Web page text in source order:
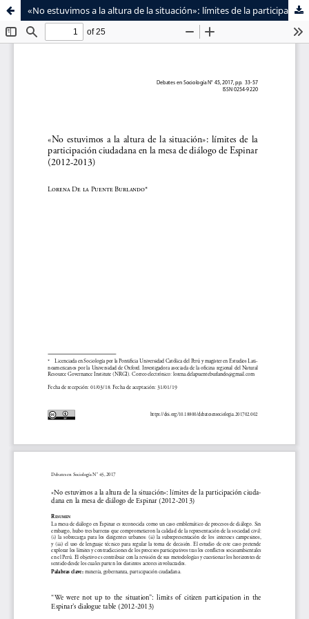
«No estuvimos a la altura de la situación»: límites de la participación ciudadana en la mesa de diálogo de Espinar (2012-2013)